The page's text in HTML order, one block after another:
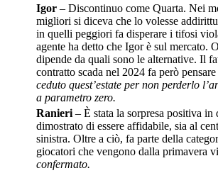
Igor – Discontinuo come Quarta. Nei
migliori si diceva che lo volesse
in quelli peggiori fa disperare i tifosi
agente ha detto che Igor è sul mercato.
dipende da quali sono le alternative. Il
contratto scada nel 2024 fa però pensare
ceduto quest’estate per non perderlo
a parametro zero.
Ranieri – È stata la sorpresa positiva in
dimostrato di essere affidabile, sia al
sinistra. Oltre a ciò, fa parte della
giocatori che vengono dalla primavera
confermato.